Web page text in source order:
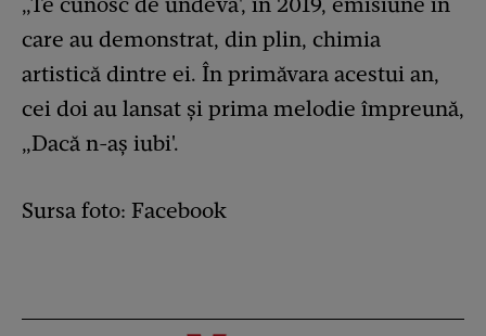
care au demonstrat, din plin, chimia
artistică dintre ei. În primăvara acestui an,
cei doi au lansat și prima melodie împreună,
„Dacă n-aș iubi'.
Sursa foto: Facebook